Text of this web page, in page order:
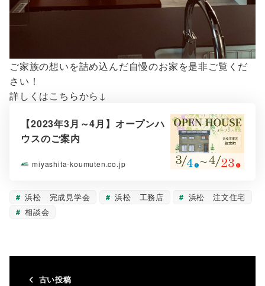
ご家族の想いを詰め込んだ自慢のお家を是非ご覧くだ
さい！
詳しくはこちらから↓
【2023年3月～4月】オープンハ
ウスのご案内
miyashita-koumuten.co.jp
浜松 完成見学会 浜松 工務店
浜松 注文住宅
相談会
古い投稿